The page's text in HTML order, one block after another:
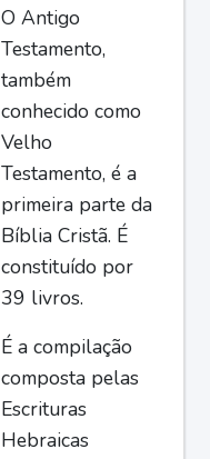
O Antigo
Testamento,
também
conhecido como
Velho
Testamento, é a
primeira parte da
Bíblia Cristã. É
constituído por
39 livros.
É a compilação
composta pelas
Escrituras
Hebraicas